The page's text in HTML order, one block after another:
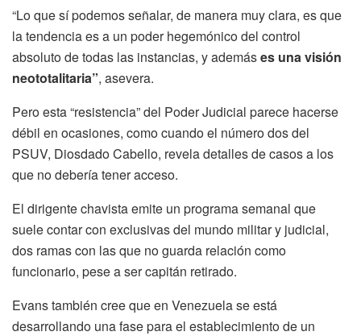
“Lo que sí podemos señalar, de manera muy clara, es que
la tendencia es a un poder hegemónico del control
absoluto de todas las instancias, y ademáses una visión
neototalitaria”, asevera.
Pero esta “resistencia” del Poder Judicial parece hacerse
débil en ocasiones, como cuando el número dos del
PSUV, Diosdado Cabello, revela detalles de casos a los
que no debería tener acceso.
El dirigente chavista emite un programa semanal que
suele contar con exclusivas del mundo militar y judicial,
dos ramas con las que no guarda relación como
funcionario, pese a ser capitán retirado.
Evans también cree que en Venezuela se está
desarrollando una fase para el establecimiento de un